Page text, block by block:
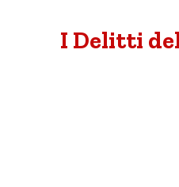
I Delitti